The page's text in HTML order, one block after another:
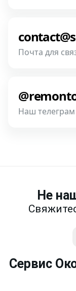
предметней
фотографии,
Почта для
фотографии,
Наш телеграм
Связаться
Не
Сервис